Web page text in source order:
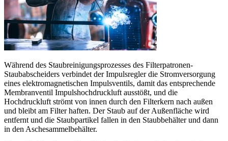
Während des Staubreinigungsprozesses des Filterpatronen-
Staubabscheiders verbindet der Impulsregler die Stromversorgung
eines elektromagnetischen Impulsventils, damit das entsprechende
Membranventil Impulshochdruckluft ausstößt, und die
Hochdruckluft strömt von innen durch den Filterkern nach außen
und bleibt am Filter haften. Der Staub auf der Außenfläche wird
entfernt und die Staubpartikel fallen in den Staubbehälter und dann
in den Aschesammelbehälter.